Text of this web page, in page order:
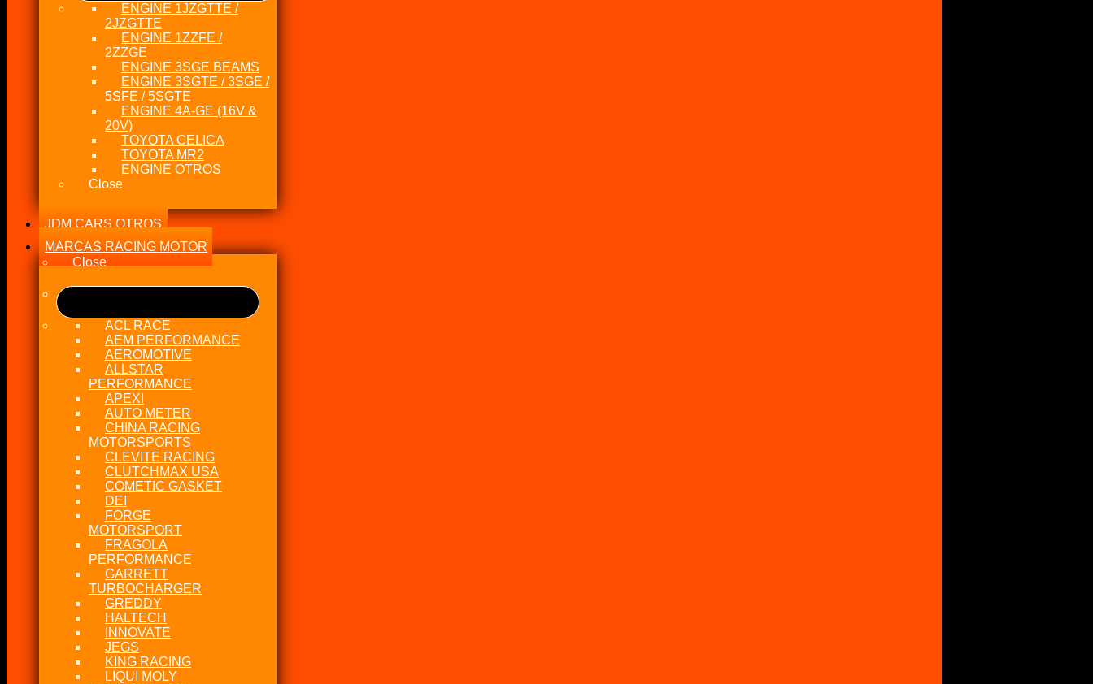
ENGINE 1JZGTTE /
2JZGTTE
ENGINE 1ZZFE /
2ZZGE
ENGINE 3SGE BEAMS
ENGINE 3SGTE / 3SGE /
5SFE / 5SGTE
ENGINE 4A-GE (16V &
20V)
TOYOTA CELICA
TOYOTA MR2
ENGINE OTROS
Close
JDM CARS OTROS
MARCAS RACING MOTOR
Close
ACL RACE
AEM PERFORMANCE
AEROMOTIVE
ALLSTAR
PERFORMANCE
APEXI
AUTO METER
CHINA RACING
MOTORSPORTS
CLEVITE RACING
CLUTCHMAX USA
COMETIC GASKET
DEI
FORGE
MOTORSPORT
FRAGOLA
PERFORMANCE
GARRETT
TURBOCHARGER
GREDDY
HALTECH
INNOVATE
JEGS
KING RACING
LIQUI MOLY